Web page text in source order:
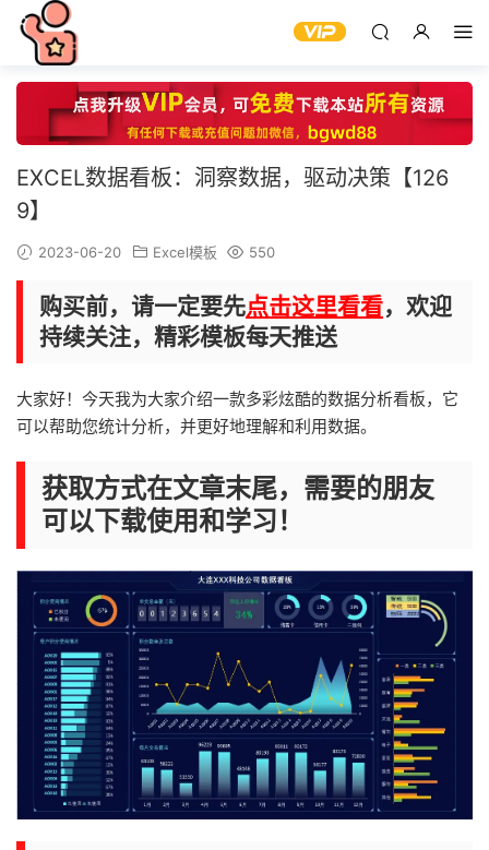
EXCEL数据看板：洞察数据，驱动决策【126
9】
2023-06-20 Excel模板 550
购买前，请一定要先点击这里看看，欢迎
持续关注，精彩模板每天推送
大家好！今天我为大家介绍一款多彩炫酷的数据分析看板，它
可以帮助您统计分析，并更好地理解和利用数据。
获取方式在文章末尾，需要的朋友
可以下载使用和学习！